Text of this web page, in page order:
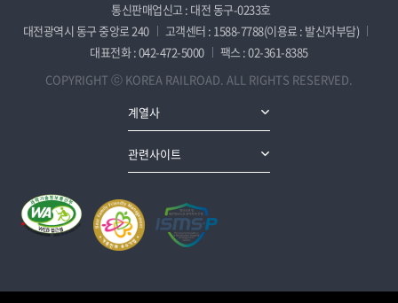
통신판매업신고 : 대전 동구-0233호
대전광역시 동구 중앙로 240
고객센터 : 1588-7788(이용료 : 발신자부담)
대표전화 : 042-472-5000
팩스 : 02-361-8385
COPYRIGHT ⓒ KOREA RAILROAD. ALL RIGHTS RESERVED.
계열사
관련사이트